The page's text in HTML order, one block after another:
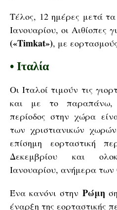
Τέλος, 12 ημέρες μετά
Ιανουαρίου, οι Αιθίοπες
(«Timkat»), με
• Ιταλία
Οι Ιταλοί τιμούν τις
και με το παραπάνω,
περίοδος στην χώρα
των χριστιανικών
επίσημη εορταστική
Δεκεμβρίου και
Ιανουαρίου, ανήμερα
Ένα κανόνι στην Ρώμη
έναρξη της εορταστικής